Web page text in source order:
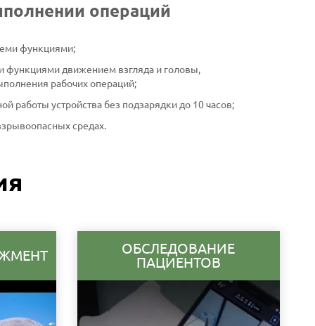
операций
функциями;
функциями движением взгляда и головы,
рабочих операций;
работы устройства без подзарядки до 10 часов;
средах.
ОБСЛЕДОВАНИЕ
ПАЦИЕНТОВ